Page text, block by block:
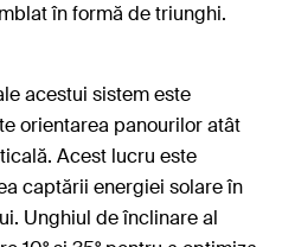
în formă de triunghi.
acestui sistem este
orientarea panourilor atât
Acest lucru este
captării energiei solare în
Unghiul de înclinare al